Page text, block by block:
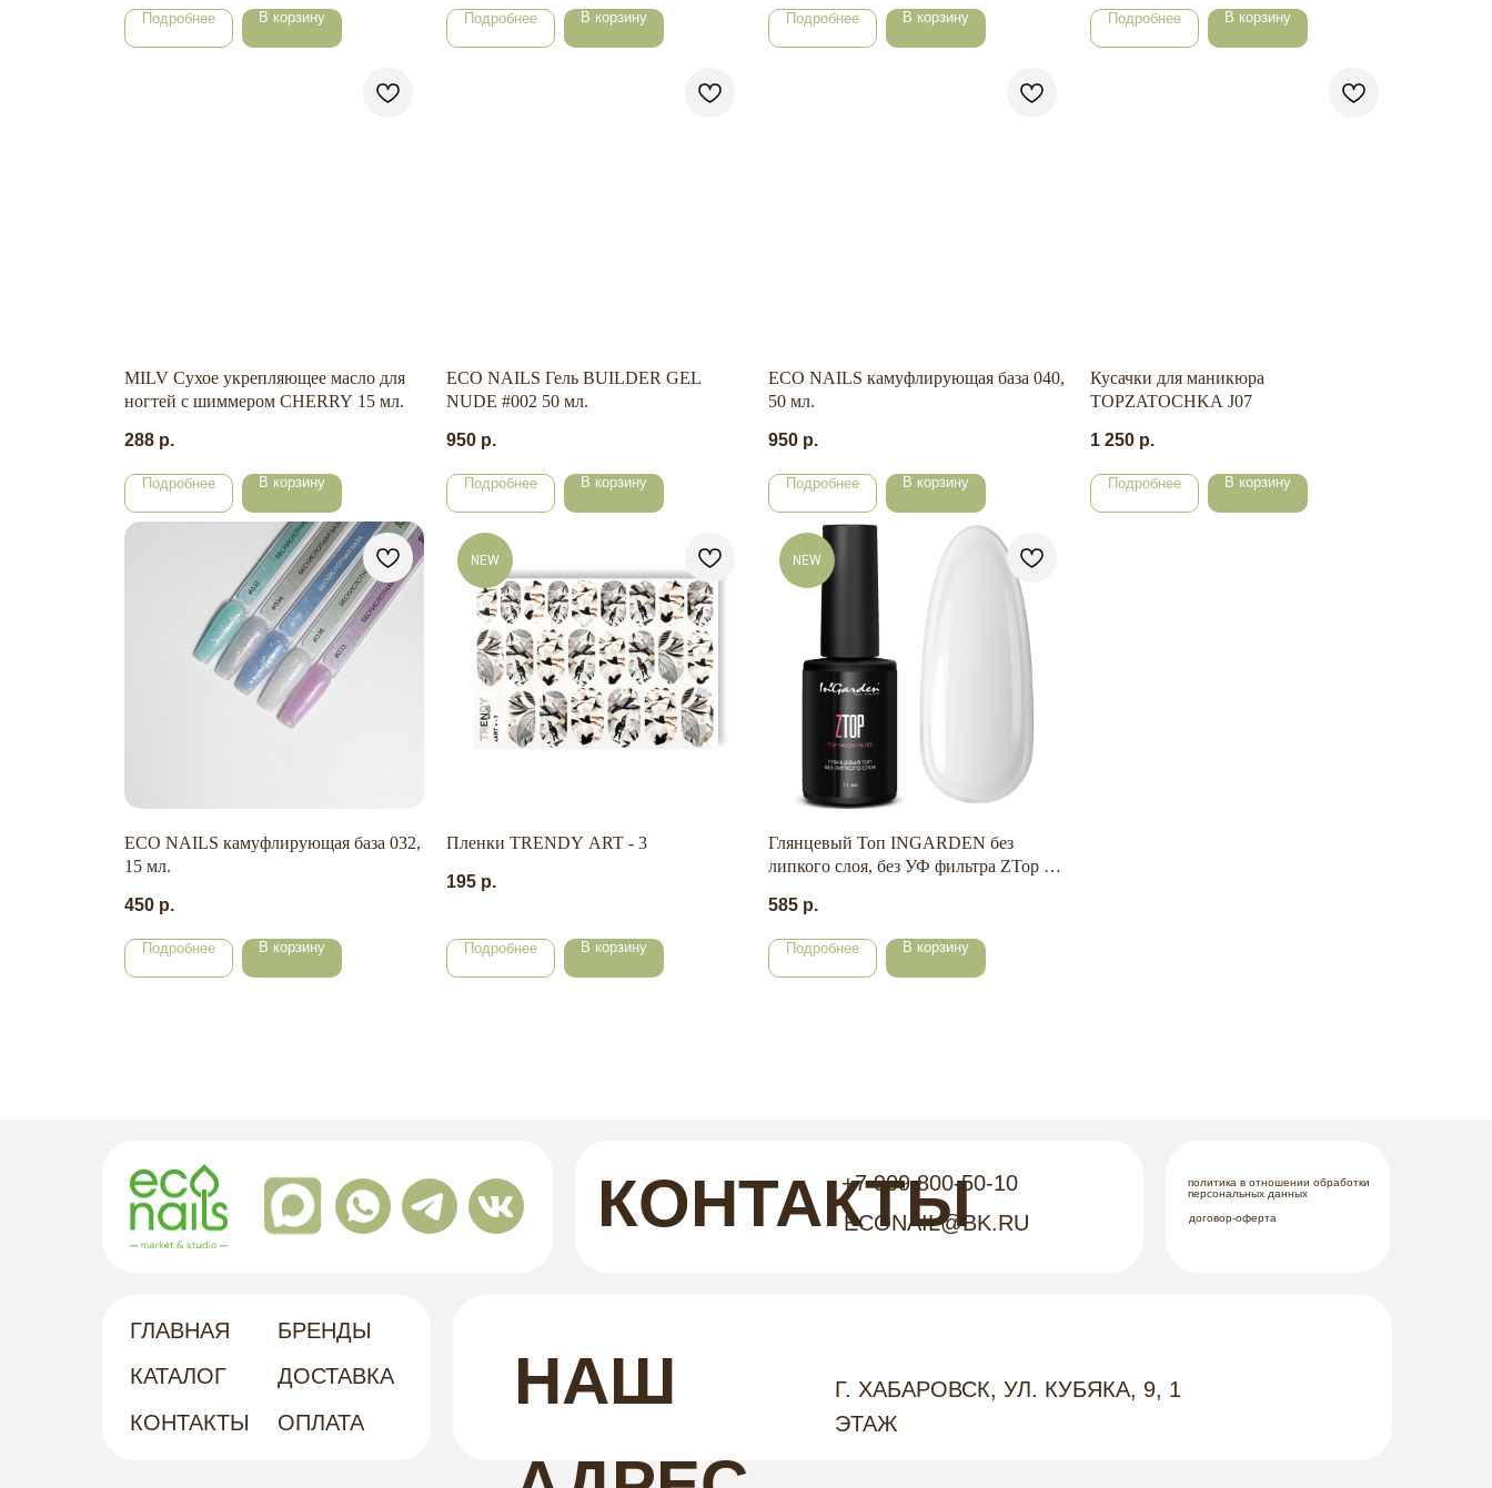
Подробнее В корзину Подробнее В корзину Подробнее В корзину Подробнее В корзину
MILV Сухое укрепляющее масло для
ногтей с шиммером CHERRY 15 мл.
288 р.
Подробнее В корзину
ECO NAILS Гель BUILDER GEL
NUDE #002 50 мл.
950 р.
Подробнее В корзину
ECO NAILS камуфлирующая база 040,
50 мл.
950 р.
Подробнее В корзину
Кусачки для маникюра
TOPZATOCHKA J07
1 250 р.
Подробнее В корзину
ECO NAILS камуфлирующая база 032,
15 мл.
450 р.
Подробнее В корзину
NEW
Пленки TRENDY ART - 3
195 р.
Подробнее В корзину
NEW
Глянцевый Топ INGARDEN без
липкого слоя, без УФ фильтра ZTop 11
585 р.
Подробнее В корзину
КОНТАКТЫ
КАТАЛОГ
БРЕНДЫ
ОПЛАТА
ДОСТАВКА
КОНТАКТЫ
ГЛАВНАЯ
+7 909 800-50-10
ECONAIL@BK.RU
Г. ХАБАРОВСК, УЛ. КУБЯКА, 9, 1
ЭТАЖ
НАШ
политика в отношении обработки
персональных данных
договор-оферта